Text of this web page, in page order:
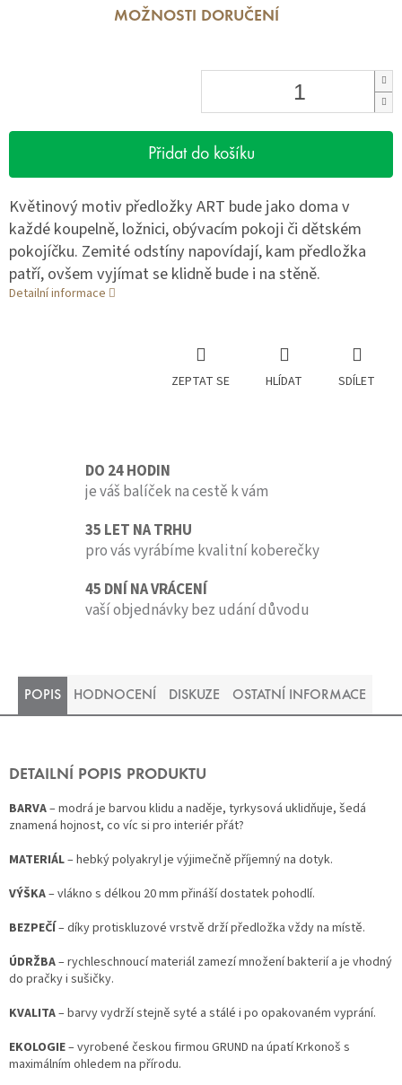
MOŽNOSTI DORUČENÍ
Přidat do košíku
Květinový motiv předložky ART bude jako doma v
každé koupelně, ložnici, obývacím pokoji či dětském
pokojíčku. Zemité odstíny napovídají, kam předložka
patří, ovšem vyjímat se klidně bude i na stěně.
Detailní informace
ZEPTAT SE HLÍDAT SDÍLET
DO 24 HODIN
je váš balíček na cestě k vám
35 LET NA TRHU
pro vás vyrábíme kvalitní koberečky
45 DNÍ NA VRÁCENÍ
vaší objednávky bez udání důvodu
POPIS HODNOCENÍ DISKUZE OSTATNÍ INFORMACE
DETAILNÍ POPIS PRODUKTU
BARVA– modrá je barvou klidu a naděje, tyrkysová uklidňuje, šedá
znamená hojnost, co víc si pro interiér přát?
MATERIÁL– hebký polyakryl je výjimečně příjemný na dotyk.
VÝŠKA– vlákno s délkou 20 mm přináší dostatek pohodlí.
BEZPEČÍ– díky protiskluzové vrstvě drží předložka vždy na místě.
ÚDRŽBA– rychleschnoucí materiál zamezí množení bakterií a je vhodný
do pračky i sušičky.
KVALITA– barvy vydrží stejně syté a stálé i po opakovaném vyprání.
EKOLOGIE– vyrobené českou firmou GRUND na úpatí Krkonoš s
maximálním ohledem na přírodu.